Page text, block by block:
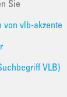
Sie
von vlb-akzente
VLB)